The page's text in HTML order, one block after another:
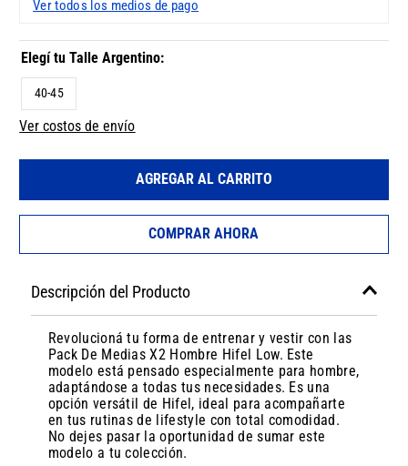
Ver todos los medios de pago
40-45
Ver costos de envío
AGREGAR AL CARRITO
COMPRAR AHORA
Descripción del Producto
Revolucioná tu forma de entrenar y vestir con las
Pack De Medias X2 Hombre Hifel Low. Este
modelo está pensado especialmente para hombre,
adaptándose a todas tus necesidades. Es una
opción versátil de Hifel, ideal para acompañarte
en tus rutinas de lifestyle con total comodidad.
No dejes pasar la oportunidad de sumar este
modelo a tu colección.